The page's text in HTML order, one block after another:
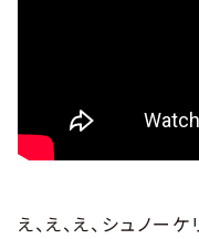
え、え、え、シュノー